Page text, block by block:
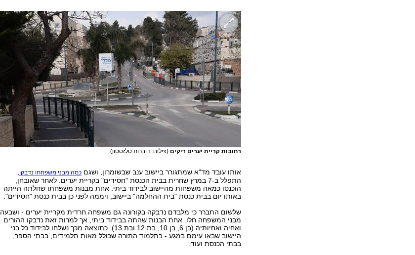
רחובות קריית יערים ריקים (צילום: דוברות טלזסטון)
אותו עובד מד"א שמתגורר ביישוב ענב שבשומרון, ושגם כמה מבני משפחתו נדבקו
התפלל ב-7 במרץ שחרית בבית הכנסת "חסידים" בקריית יערים. לאחר שאובחן,
הוכנסו כמאה משפחות מהיישוב לבידוד ביתי. אחת מבנות משפחתו שחלתה הייתה
באותו יום בבית כנסת "בית ההחלמה" ביישוב, ויממה לפני כן בבית כנסת "חסידים".
שלשום התברר כי מלבדם נדבקה בקורונה גם משפחה חרדית מקריית יערים - ושבעה
מבני המשפחה חלו. אחת הבנות שהתה בבידוד ביתי, אך למרות זאת נדבקו ההורים
ואחיה ואחיותיה (בן 6, בן 10, בת 12 ובת 13). כתוצאה מכך נשלחו לבידוד כל בני
היישוב שבאו עימם במגע - בתלמוד התורה שכולל מאות תלמידים, בבתי הספר,
בבתי הכנסת ועוד.